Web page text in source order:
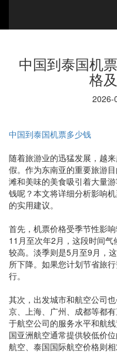
中国到泰国机
格
2026-
中国到泰国机票多少钱
随着旅游业的迅猛发展，越
假。作为东南亚的重要旅游
滩和美味的美食吸引着大量
钱呢？本文将详细分析影响
的实用建议。
首先，机票价格受季节性影
11月至次年2月，这段时间
较高。淡季则是5月至9月，
所下降。如果您计划节省旅
行。
其次，出发城市和航空公司
京、上海、广州、成都等都
于航空公司的服务水平和航
国亚洲航空通常提供较低价
航空、泰国国际航空价格则